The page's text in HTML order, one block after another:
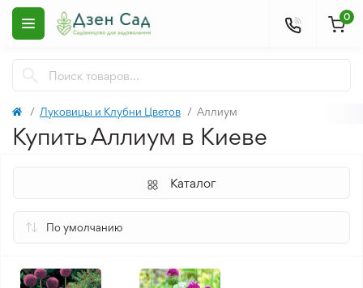
0
Луковицы и Клубни Цветов Аллиум
Купить Аллиум в Киеве
Каталог